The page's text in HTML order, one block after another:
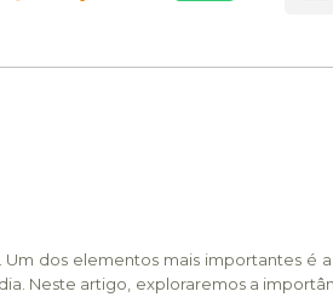
dos elementos mais importantes é a
Neste artigo, exploraremos a